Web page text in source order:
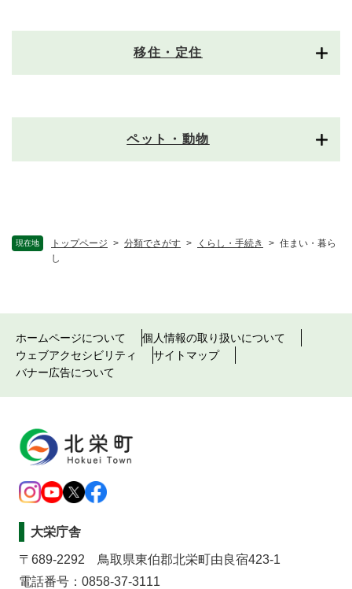
現在地 トップページ > 分類でさがす > くらし・手続き > 住まい・暮ら
し
移住・定住
ペット・動物
ホームページについて
個人情報の取り扱いについて
ウェブアクセシビリティ
サイトマップ
バナー広告について
大栄庁舎
〒689-2292 鳥取県東伯郡北栄町由良宿423-1
電話番号：0858-37-3111